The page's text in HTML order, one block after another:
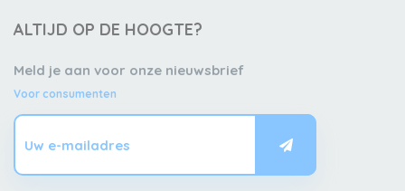
ALTIJD OP DE HOOGTE?
Meld je aan voor onze nieuwsbrief
Voor consumenten